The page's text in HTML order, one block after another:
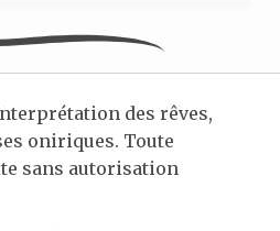
des rêves,
oniriques. Toute
sans autorisation